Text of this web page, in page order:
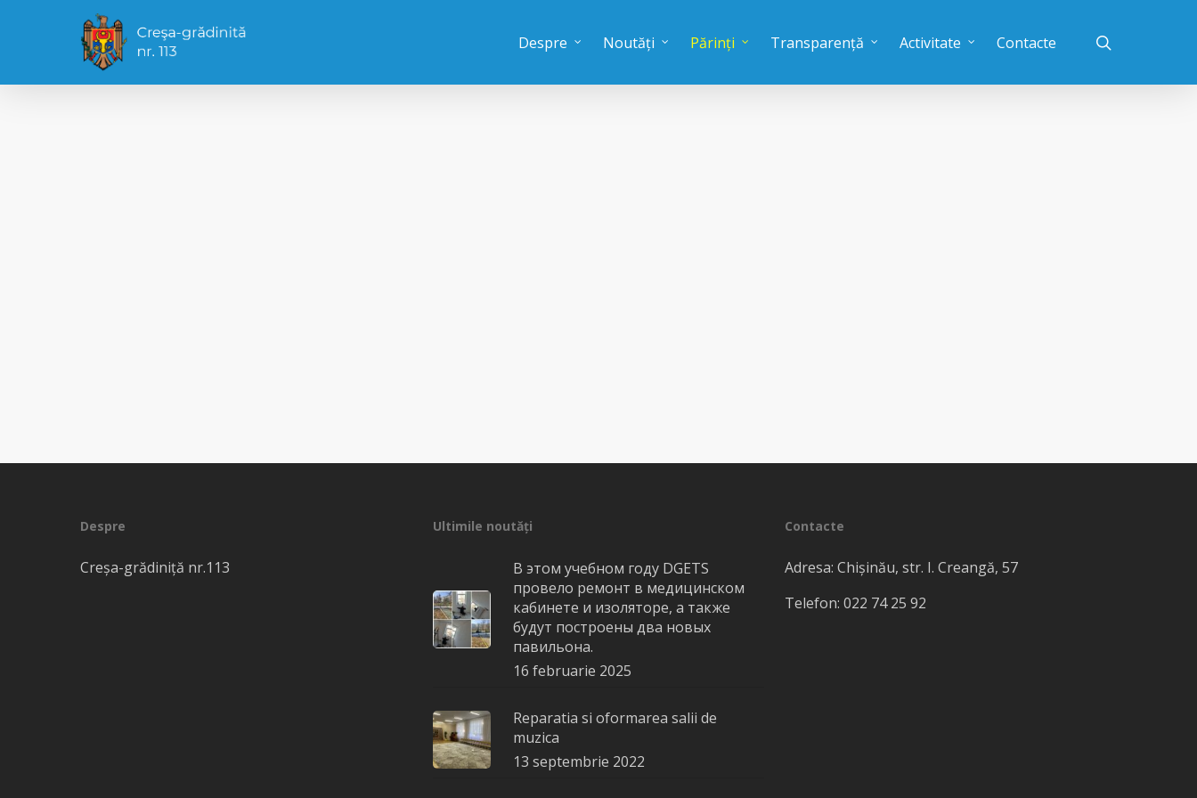
Despre Noutăți Părinți Transparență Activitate Contacte
Despre
Creşa-grădiniţă nr.113
Ultimile noutăți
В этом учебном году DGETS
провело ремонт в медицинском
кабинете и изоляторе, а также
будут построены два новых
павильона.
16 februarie 2025
Reparatia si oformarea salii de
muzica
13 septembrie 2022
Contacte
Adresa: Chișinău, str. I. Creangă, 57
Telefon: 022​ 74 25 92